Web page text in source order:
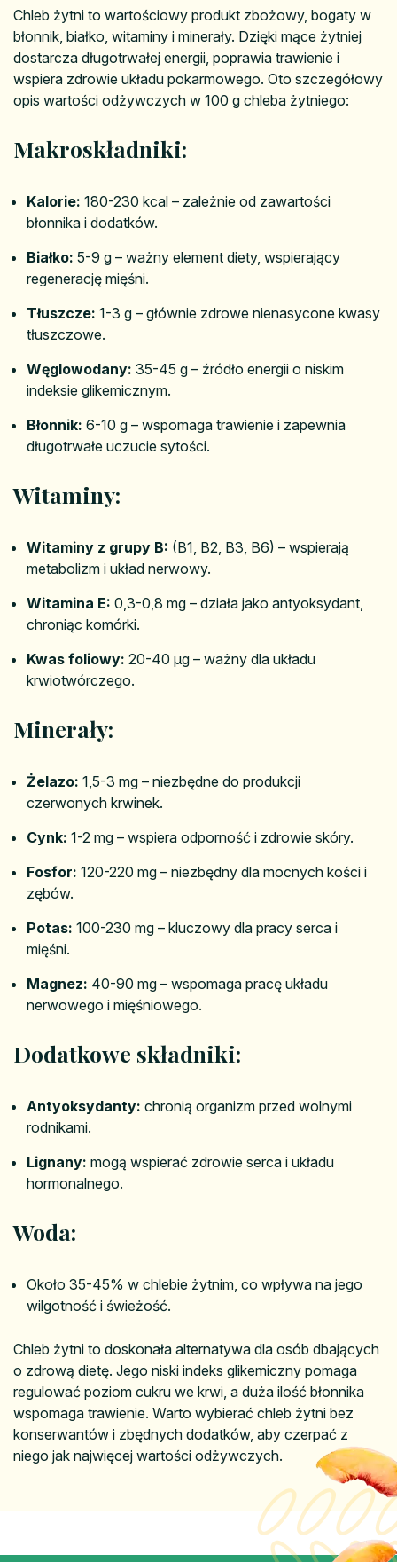
Chleb żytni to wartościowy produkt zbożowy, bogaty w
błonnik, białko, witaminy i minerały. Dzięki mące żytniej
dostarcza długotrwałej energii, poprawia trawienie i
wspiera zdrowie układu pokarmowego. Oto szczegółowy
opis wartości odżywczych w 100 g chleba żytniego:
Makroskładniki:
Kalorie: 180-230 kcal – zależnie od zawartości
błonnika i dodatków.
Białko: 5-9 g – ważny element diety, wspierający
regenerację mięśni.
Tłuszcze: 1-3 g – głównie zdrowe nienasycone kwasy
tłuszczowe.
Węglowodany: 35-45 g – źródło energii o niskim
indeksie glikemicznym.
Błonnik: 6-10 g – wspomaga trawienie i zapewnia
długotrwałe uczucie sytości.
Witaminy:
Witaminy z grupy B: (B1, B2, B3, B6) – wspierają
metabolizm i układ nerwowy.
Witamina E: 0,3-0,8 mg – działa jako antyoksydant,
chroniąc komórki.
Kwas foliowy: 20-40 µg – ważny dla układu
krwiotwórczego.
Minerały:
Żelazo: 1,5-3 mg – niezbędne do produkcji
czerwonych krwinek.
Cynk: 1-2 mg – wspiera odporność i zdrowie skóry.
Fosfor: 120-220 mg – niezbędny dla mocnych kości i
zębów.
Potas: 100-230 mg – kluczowy dla pracy serca i
mięśni.
Magnez: 40-90 mg – wspomaga pracę układu
nerwowego i mięśniowego.
Dodatkowe składniki:
Antyoksydanty: chronią organizm przed wolnymi
rodnikami.
Lignany: mogą wspierać zdrowie serca i układu
hormonalnego.
Woda:
Około 35-45% w chlebie żytnim, co wpływa na jego
wilgotność i świeżość.
Chleb żytni to doskonała alternatywa dla osób dbających
o zdrową dietę. Jego niski indeks glikemiczny pomaga
regulować poziom cukru we krwi, a duża ilość błonnika
wspomaga trawienie. Warto wybierać chleb żytni bez
konserwantów i zbędnych dodatków, aby czerpać z
niego jak najwięcej wartości odżywczych.